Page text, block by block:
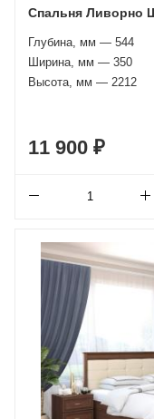
Спальня Ливорно
Глубина, мм — 544
Ширина, мм — 350
Высота, мм — 2212
11 900 ₽